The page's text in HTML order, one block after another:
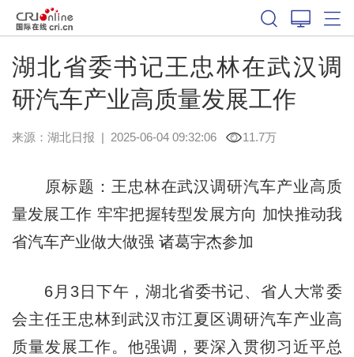
湖北省委书记王忠林在武汉调
研汽车产业高质量发展工作
来源： 湖北日报 | 2025-06-04 09:32:06 11.7万
原标题：王忠林在武汉调研汽车产业高质
量发展工作 牢牢把握转型发展方向 加快推动我
省汽车产业做大做强 诸葛宇杰参加
6月3日下午，湖北省委书记、省人大常委
会主任王忠林到武汉市江夏区调研汽车产业高
质量发展工作。他强调，要深入贯彻习近平总